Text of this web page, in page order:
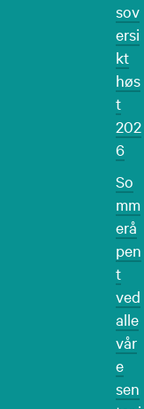
sov
ersi
kt
høs
t
202
6
So
mm
erå
pen
t
ved
alle
vår
e
sen